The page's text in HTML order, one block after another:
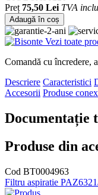
Preț 75,50 Lei TVA
Adaugă în coș
Vezi toate
Comandă cu încredere,
Descriere Caracteristici
Accesorii Produse
Documentație
Produse din
Cod BT0004963
Filtru aspiratie